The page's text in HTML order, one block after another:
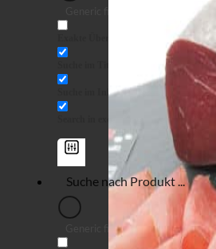
Suche im Inhalt
Generic filters